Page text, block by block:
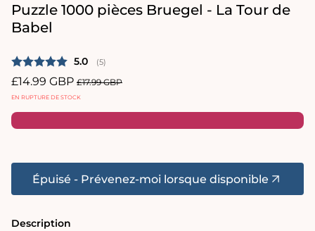
une
fenêtre
modale
Puzzle 1000 pièces Bruegel - La Tour de
Babel
Note moyenne:
5.0 (votes:
5)
Prix
promotionnel
£14.99 GBP Prix
habituel
£17.99 GBP
EN RUPTURE DE STOCK
Épuisé - Prévenez-moi lorsque disponible
Description